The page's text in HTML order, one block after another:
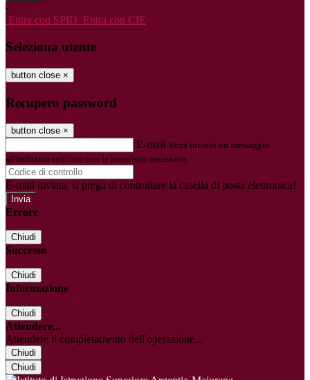
-
Entra con SPID Entra con CIE
Seleziona utente
button close ×
Recupero password
button close ×
E-mail Verrà inviato un messaggio
all'indirizzo indicato con le istruzioni necessarie.
E-mail inviata, si prega di controllare la casella di posta elettronica!
Errore
Chiudi
Successo
Chiudi
Informazione
Chiudi
Attendere...
Attendere il completamento dell'operazione...
Chiudi
Chiudi